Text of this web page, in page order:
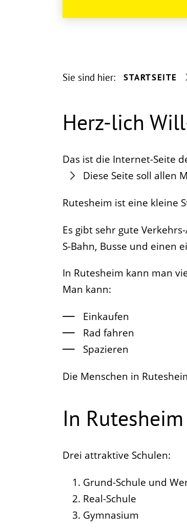
Sie sind hier: STARTSEITE
Herz-lich
Das ist die Internet-Seite
Diese Seite soll allen
Rutesheim ist eine kleine
Es gibt sehr gute
S-Bahn, Busse und einen
In Rutesheim kann man
Man kann:
Einkaufen
Rad fahren
Spazieren
Die Menschen in
In
Drei attraktive Schulen:
Grund-Schule und
Real-Schule
Gymnasium